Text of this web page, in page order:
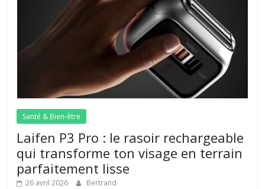
Santé & Bien-être
Laifen P3 Pro : le rasoir rechargeable
qui transforme ton visage en terrain
parfaitement lisse
26 avril 2026 Bertrand